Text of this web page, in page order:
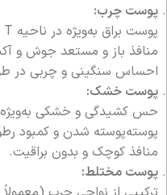
پوست چرب:
پوست براق به‌ویژه در ناحیه T (پیشانی، بینی و چانه).
منافذ باز و مستعد جوش و
احساس سنگینی و چربی در
پوست خشک:
حس کشیدگی و خشکی
پوسته‌پوسته شدن و کمبود
منافذ کوچک و بدون براقیت.
پوست مختلط: